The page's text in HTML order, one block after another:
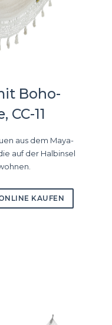
Boho-
CC-11
aus dem Maya-
auf der Halbinsel
KAUFEN